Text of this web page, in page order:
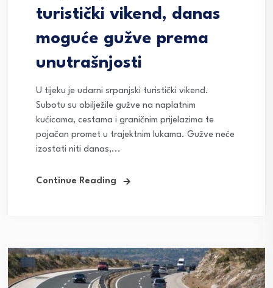
turistički vikend, danas
moguće gužve prema
unutrašnjosti
U tijeku je udarni srpanjski turistički vikend.
Subotu su obilježile gužve na naplatnim
kućicama, cestama i graničnim prijelazima te
pojačan promet u trajektnim lukama. Gužve neće
izostati niti danas,...
Continue Reading